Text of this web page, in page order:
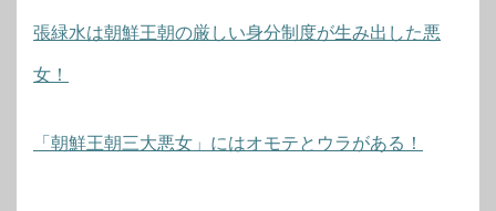
張緑水は朝鮮王朝の厳しい身分制度が生み出した悪
女！
「朝鮮王朝三大悪女」にはオモテとウラがある！